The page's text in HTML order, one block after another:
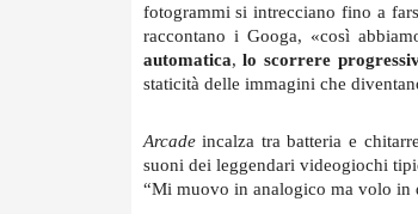
fotogrammi si intrecciano fino a
raccontano i Googa, «così
automatica, lo scorrere
staticità delle immagini che
Arcade incalza tra batteria e
suoni dei leggendari videogiochi
“Mi muovo in analogico ma volo in